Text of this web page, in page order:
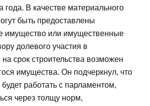
года. В качестве материального
быть предоставлены
имущество или имущественные
долевого участия в
на срок строительства возможен
имущества. Он подчеркнул, что
будет работать с парламентом,
через толщу норм,